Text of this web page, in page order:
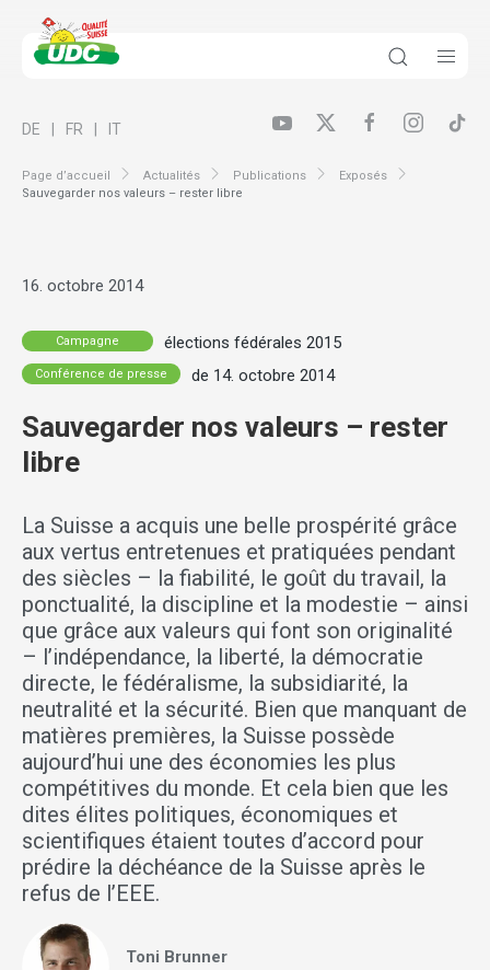
Page d’accueil Actualités Publications
Exposés
Sauvegarder nos valeurs – rester libre
DE FR IT
16. octobre 2014
Campagne élections fédérales 2015
Conférence de presse de 14. octobre 2014
Sauvegarder nos valeurs – rester
libre
La Suisse a acquis une belle prospérité grâce
aux vertus entretenues et pratiquées pendant
des siècles – la fiabilité, le goût du travail, la
ponctualité, la discipline et la modestie – ainsi
que grâce aux valeurs qui font son originalité
– l’indépendance, la liberté, la démocratie
directe, le fédéralisme, la subsidiarité, la
neutralité et la sécurité. Bien que manquant de
matières premières, la Suisse possède
aujourd’hui une des économies les plus
compétitives du monde. Et cela bien que les
dites élites politiques, économiques et
scientifiques étaient toutes d’accord pour
prédire la déchéance de la Suisse après le
refus de l’EEE.
Toni Brunner